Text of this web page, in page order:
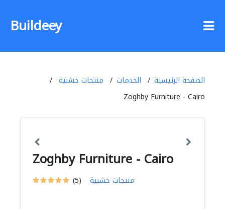
Buildeey
الصفحة الرئيسية الخدمات
منتجات خشبية
Zoghby Furniture - Cairo
Zoghby Furniture - Cairo
(5) منتجات خشبية